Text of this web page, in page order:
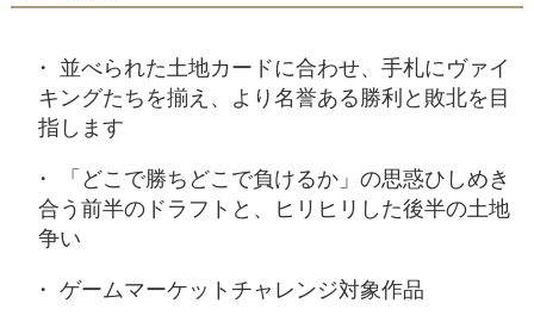
並べられた土地カードに合わせ、手札にヴァイ
キングたちを揃え、より名誉ある勝利と敗北を目
指します
「どこで勝ちどこで負けるか」の思惑ひしめき
合う前半のドラフトと、ヒリヒリした後半の土地
争い
ゲームマーケットチャレンジ対象作品